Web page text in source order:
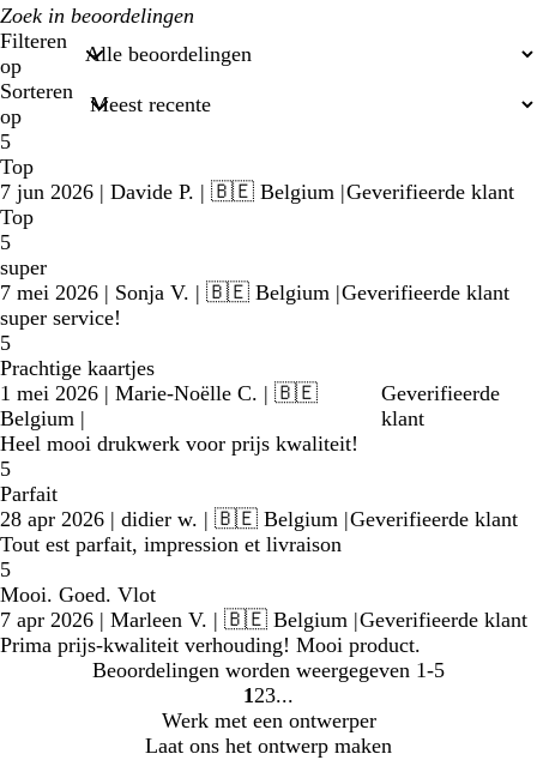
Mijn
zoekopdrachten
Filteren
op
Sorteren
op
5
Top
7 jun 2026 | Davide P. | 🇧🇪 Belgium |Geverifieerde klant
Top
5
super
7 mei 2026 | Sonja V. | 🇧🇪 Belgium |Geverifieerde klant
super service!
5
Prachtige kaartjes
1 mei 2026 | Marie-Noëlle C. | 🇧🇪
Belgium |
Geverifieerde
klant
Heel mooi drukwerk voor prijs kwaliteit!
5
Parfait
28 apr 2026 | didier w. | 🇧🇪 Belgium |Geverifieerde klant
Tout est parfait, impression et livraison
5
Mooi. Goed. Vlot
7 apr 2026 | Marleen V. | 🇧🇪 Belgium |Geverifieerde klant
Prima prijs-kwaliteit verhouding! Mooi product.
Beoordelingen worden weergegeven 1-5
Naar
pagina
1 Naar
pagina
2 Naar
pagina
3
Werk met een ontwerper
Laat ons het ontwerp maken